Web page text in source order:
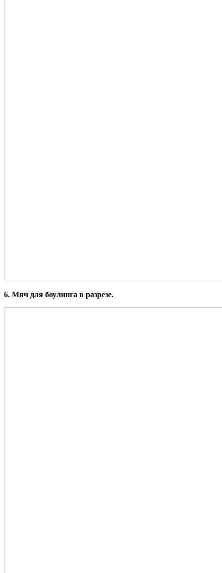
6. Мяч для боулинга в разрезе.